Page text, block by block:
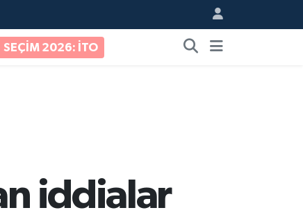
SEÇİM 2026: İTO
iddialar